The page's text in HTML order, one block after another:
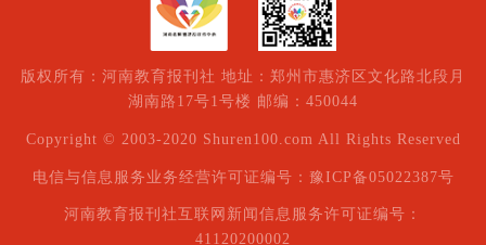
版权所有：河南教育报刊社 地址：郑州市惠济区文化路北段月
湖南路17号1号楼 邮编：450044
Copyright © 2003-2020 Shuren100.com All Rights Reserved
电信与信息服务业务经营许可证编号：豫ICP备05022387号
河南教育报刊社互联网新闻信息服务许可证编号：
41120200002